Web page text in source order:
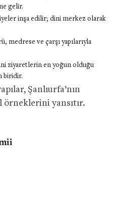
gelir.
inşa edilir; dini merkez olarak
medrese ve çarşı yapılarıyla
ziyaretlerin en yoğun olduğu
biridir.
Şanlıurfa’nın
yansıtır.